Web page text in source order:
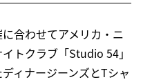
合わせてアメリカ・ニ
トクラブ「Studio 54」
ィナージーンズとTシャ